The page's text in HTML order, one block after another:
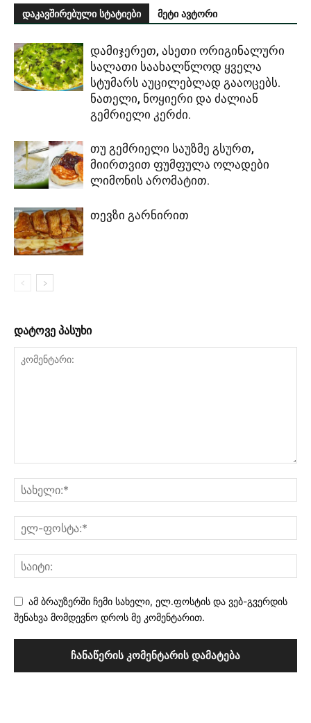
დაკავშირებული სტატიები მეტი ავტორი
დამიჯერეთ, ასეთი ორიგინალური
სალათი საახალწლოდ ყველა
სტუმარს აუცილებლად გააოცებს.
ნათელი, ნოყიერი და ძალიან
გემრიელი კერძი.
თუ გემრიელი საუზმე გსურთ,
მიირთვით ფუმფულა ოლადები
ლიმონის არომატით.
თევზი გარნირით
დატოვე პასუხი
ამ ბრაუზერში ჩემი სახელი, ელ.ფოსტის და ვებ-გვერდის
შენახვა მომდევნო დროს მე კომენტარით.